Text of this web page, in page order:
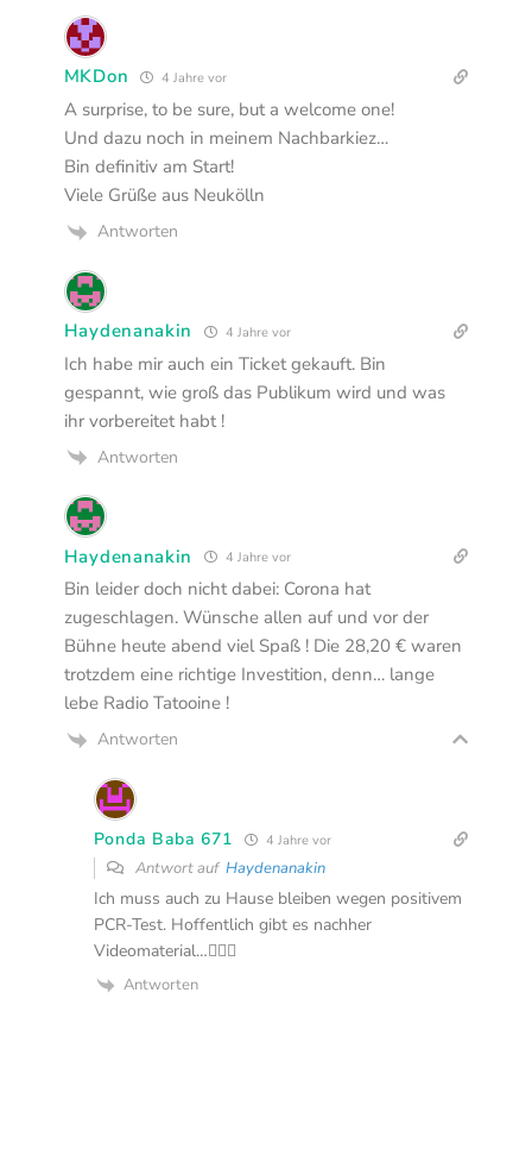
MKDon 4 Jahre vor
A surprise, to be sure, but a welcome one!
Und dazu noch in meinem Nachbarkiez…
Bin definitiv am Start!
Viele Grüße aus Neukölln
Antworten
Haydenanakin 4 Jahre vor
Ich habe mir auch ein Ticket gekauft. Bin
gespannt, wie groß das Publikum wird und was
ihr vorbereitet habt !
Antworten
Haydenanakin 4 Jahre vor
Bin leider doch nicht dabei: Corona hat
zugeschlagen. Wünsche allen auf und vor der
Bühne heute abend viel Spaß ! Die 28,20 € waren
trotzdem eine richtige Investition, denn… lange
lebe Radio Tatooine !
Antworten
Ponda Baba 671 4 Jahre vor
Antwort auf Haydenanakin
Ich muss auch zu Hause bleiben wegen positivem
PCR-Test. Hoffentlich gibt es nachher
Videomaterial…🕵🏼‍♂️
Antworten